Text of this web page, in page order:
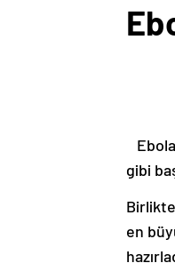
gibi
Birlikte
en